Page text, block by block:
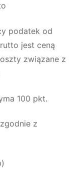
podatek od
jest ceną
związane z
100 pkt.
z